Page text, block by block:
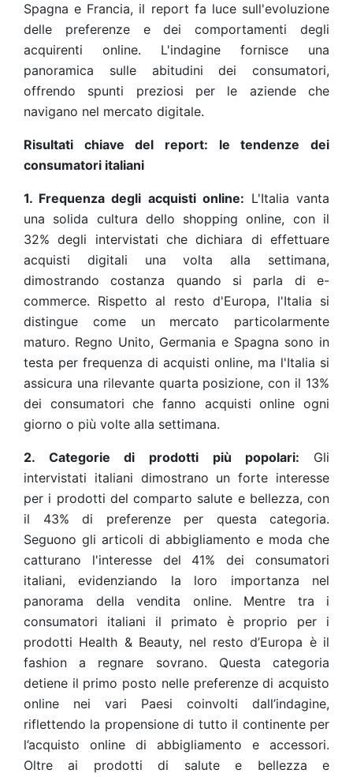
Spagna e Francia, il report fa luce sull'evoluzione
delle preferenze e dei comportamenti degli
acquirenti online. L'indagine fornisce una
panoramica sulle abitudini dei consumatori,
offrendo spunti preziosi per le aziende che
navigano nel mercato digitale.
Risultati chiave del report: le tendenze dei
consumatori italiani
1. Frequenza degli acquisti online: L'Italia vanta
una solida cultura dello shopping online, con il
32% degli intervistati che dichiara di effettuare
acquisti digitali una volta alla settimana,
dimostrando costanza quando si parla di e-
commerce. Rispetto al resto d'Europa, l'Italia si
distingue come un mercato particolarmente
maturo. Regno Unito, Germania e Spagna sono in
testa per frequenza di acquisti online, ma l'Italia si
assicura una rilevante quarta posizione, con il 13%
dei consumatori che fanno acquisti online ogni
giorno o più volte alla settimana.
2. Categorie di prodotti più popolari: Gli
intervistati italiani dimostrano un forte interesse
per i prodotti del comparto salute e bellezza, con
il 43% di preferenze per questa categoria.
Seguono gli articoli di abbigliamento e moda che
catturano l'interesse del 41% dei consumatori
italiani, evidenziando la loro importanza nel
panorama della vendita online. Mentre tra i
consumatori italiani il primato è proprio per i
prodotti Health & Beauty, nel resto d’Europa è il
fashion a regnare sovrano. Questa categoria
detiene il primo posto nelle preferenze di acquisto
online nei vari Paesi coinvolti dall’indagine,
riflettendo la propensione di tutto il continente per
l’acquisto online di abbigliamento e accessori.
Oltre ai prodotti di salute e bellezza e